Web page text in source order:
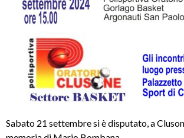
Sabato 21 settembre si è disputato, a